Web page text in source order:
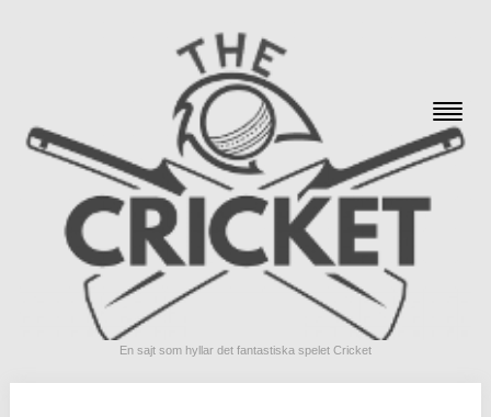
En sajt som hyllar det fantastiska spelet Cricket